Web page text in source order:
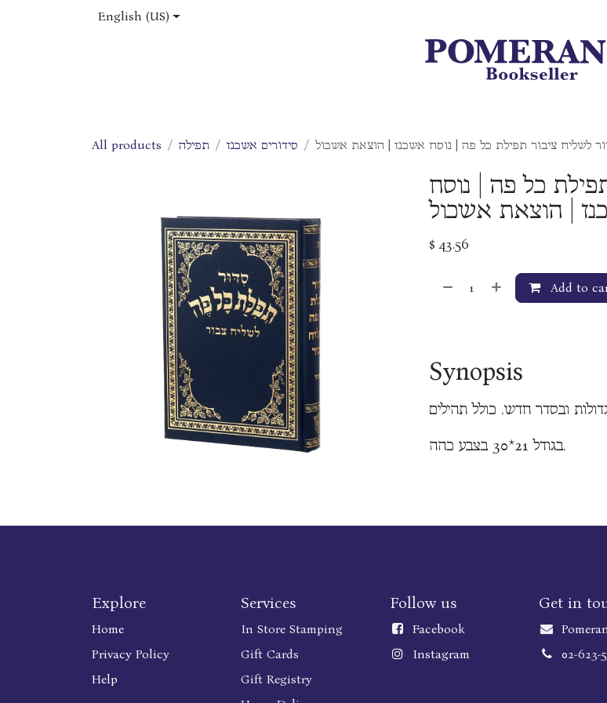
English (US)
All products תפילה סידורים אשכנז לשליח ציבור תפילת כל פה | נוסח אשכנז | הוצאת אשכול
כל פה | נוסח
| הוצאת אשכול
$43.56
Add to
Synopsis
בגודל 21*30 בצבע כהה.
Explore
Home
Privacy Policy
Help
Services
In Store Stamping
Gift Cards
Gift Registry
Follow us
Facebook
Instagram
Get in
02-623-